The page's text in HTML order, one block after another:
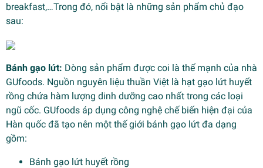
breakfast,…Trong đó, nổi bật là những sản phẩm chủ đạo
sau:
Bánh gạo lứt: Dòng sản phẩm được coi là thế mạnh của nhà
GUfoods. Nguồn nguyên liệu thuần Việt là hạt gạo lứt huyết
rồng chứa hàm lượng dinh dưỡng cao nhất trong các loại
ngũ cốc. GUfoods áp dụng công nghệ chế biến hiện đại của
Hàn quốc đã tạo nên một thế giới bánh gạo lứt đa dạng
gồm:
Bánh gạo lứt huyết rồng